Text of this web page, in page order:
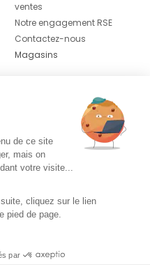
ventes
Notre engagement RSE
Contactez-nous
Magasins
de ce site
mais on
votre visite...
cliquez sur le lien
pied de page.
par